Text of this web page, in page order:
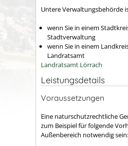
Untere Verwaltungsbehörde
wenn Sie in einem
Stadtverwaltung
wenn Sie in einem
Landratsamt
Landratsamt Lörrach
Leistungsdetails
Voraussetzungen
Eine naturschutzrechtliche
zum Beispiel für folgende
Außenbereich notwendig sein: